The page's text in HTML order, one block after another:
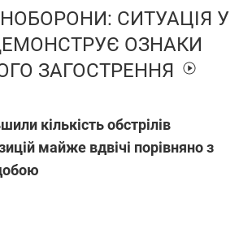
СИТУАЦІЯ У
ОЗНАКИ
ЗАГОСТРЕННЯ
кількість обстрілів
майже вдвічі порівняно з